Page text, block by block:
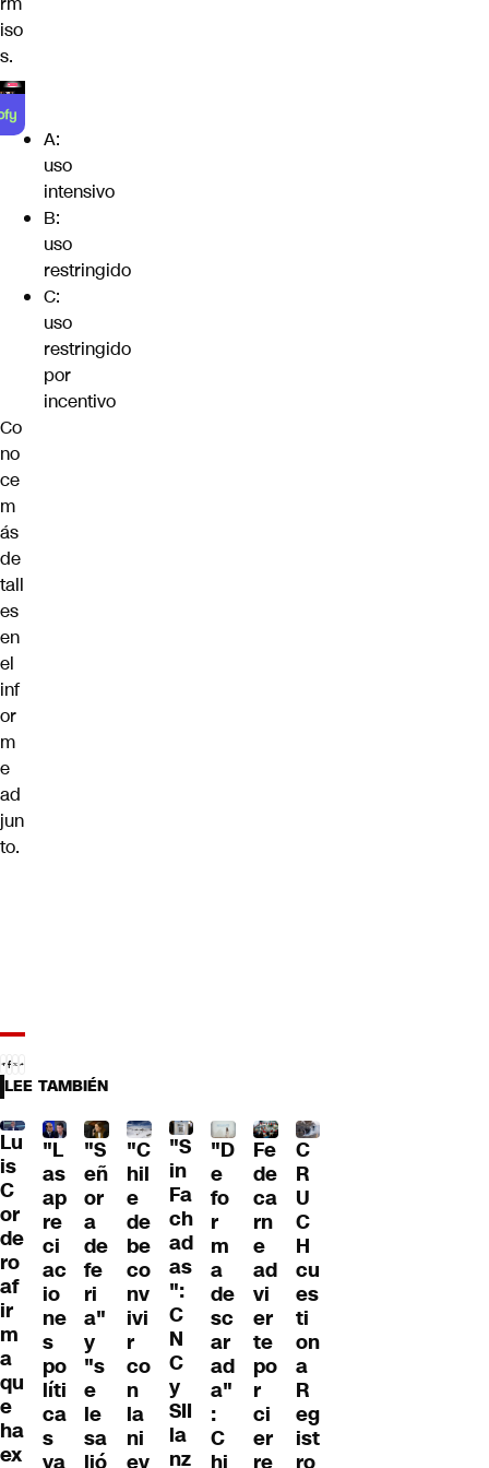
iso
s.
A:
uso
intensivo
B:
uso
restringido
C:
uso
restringido
por
incentivo
Co
no
ce
m
ás
de
tall
es
en
el
inf
or
m
e
ad
jun
to.
LEE TAMBIÉN
Lu
is
C
or
de
ro
af
ir
m
a
qu
e
ha
ex
"L
as
ap
re
ci
ac
io
ne
s
po
líti
ca
s
ya
"S
eñ
or
a
de
fe
ri
a"
y
"s
e
le
sa
lió
"C
hil
e
de
be
co
nv
ivi
r
co
n
la
ni
ev
"S
in
Fa
ch
ad
as
":
C
N
C
y
SII
la
nz
"D
e
fo
r
m
a
de
sc
ar
ad
a"
:
C
hi
Fe
de
ca
rn
e
ad
vi
er
te
po
r
ci
er
re
C
R
U
C
H
cu
es
ti
on
a
R
eg
ist
ro